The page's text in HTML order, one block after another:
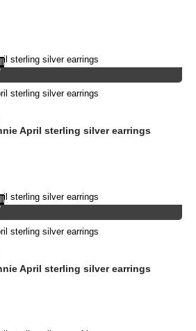
April sterling silver earrings
April sterling silver earrings